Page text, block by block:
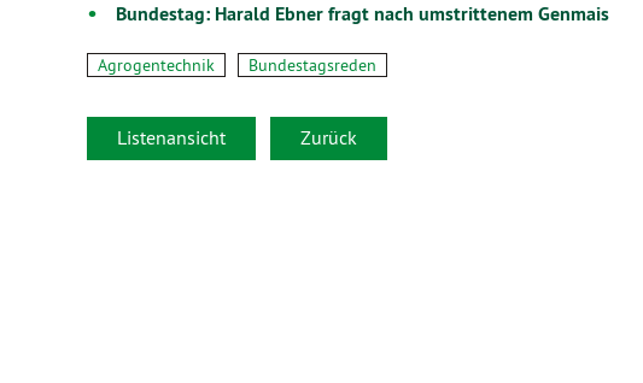
Bundestag: Harald Ebner fragt nach umstrittenem Genmais
Agrogentechnik Bundestagsreden
Listenansicht Zurück